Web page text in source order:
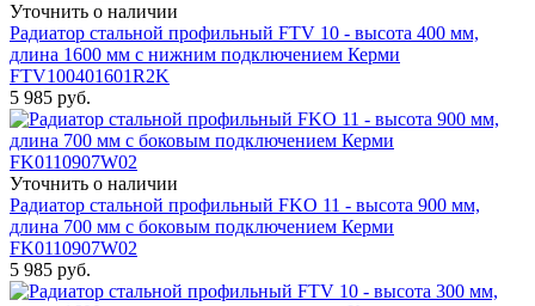
Уточнить о наличии
Радиатор стальной профильный FTV 10 - высота 400 мм,
длина 1600 мм с нижним подключением Керми
FTV100401601R2K
5 985 руб.
Уточнить о наличии
Радиатор стальной профильный FKO 11 - высота 900 мм,
длина 700 мм с боковым подключением Керми
FK0110907W02
5 985 руб.